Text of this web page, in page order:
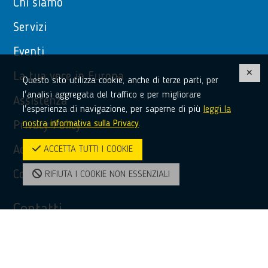
Chi siamo
Servizi
Eventi
La tua voce in Europa
Assistenza
Privacy Policy
Accessibilità
Contatti
Contatti
Questo sito utilizza cookie, anche di terze parti, per
l'analisi aggregata del traffico e per migliorare
l'esperienza di navigazione, per saperne di più leggi la
nostrainformativa sulla Privacy.
ACCETTA TUTTI I COOKIE
RIFIUTA I COOKIE NON ESSENZIALI